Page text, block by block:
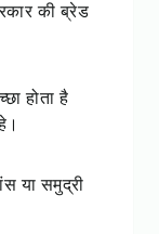
की ब्रेड
होता है
या समुद्री